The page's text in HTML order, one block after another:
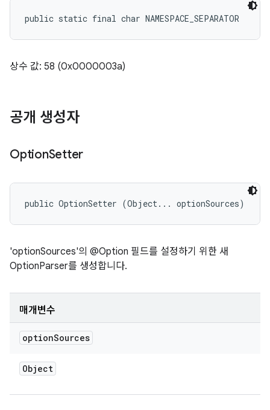
public static final char NAMESPACE_SEPARATOR
상수 값: 58 (0x0000003a)
공개 생성자
OptionSetter
public OptionSetter (Object... optionSources)
'optionSources'의 @Option 필드를 설정하기 위한 새
OptionParser를 생성합니다.
매개변수
optionSources
Object